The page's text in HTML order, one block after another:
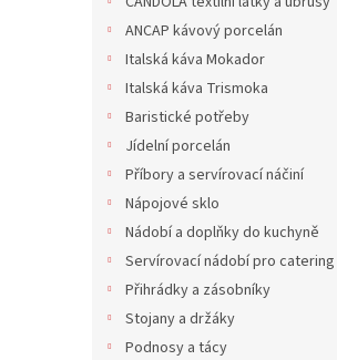
ANCAP kávový porcelán
Italská káva Mokador
Italská káva Trismoka
Baristické potřeby
Jídelní porcelán
Příbory a servírovací náčiní
Nápojové sklo
Nádobí a doplňky do kuchyně
Servírovací nádobí pro
Přihrádky a zásobníky
Stojany a držáky
Podnosy a tácy